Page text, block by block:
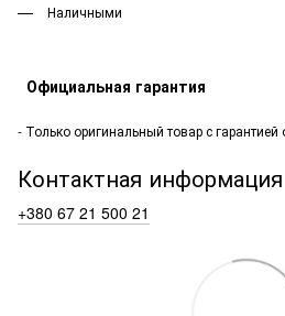
Наличными
Официальная
- Только оригинальный товар с
Контактная информация
+380 67 21 500 21